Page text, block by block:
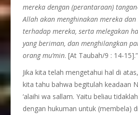
mereka dengan (perantaraan)
Allah akan menghinakan mereka
terhadap mereka, serta melegakan
yang beriman, dan menghilangkan
orang mu’min. [At Taubah/9 : 14-15].”
Jika kita telah mengetahui hal di
kita tahu bahwa begitulah keadaan
‘alaihi wa sallam. Yaitu beliau
dengan hukuman untuk (membela)